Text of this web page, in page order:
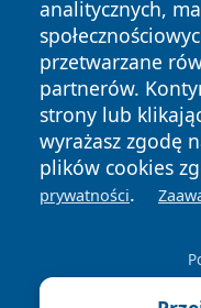
analitycznych,
przetwarzane
partnerów.
strony lub
wyrażasz zgodę
plików cookies
prywatności.
zastrzeżone.
News Autorzy